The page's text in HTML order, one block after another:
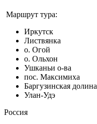
Маршрут тура:
Иркутск
Листвянка
о. Огой
о. Ольхон
Ушканьи о-ва
пос. Максимиха
Баргузинская долина
Улан-Удэ
Россия